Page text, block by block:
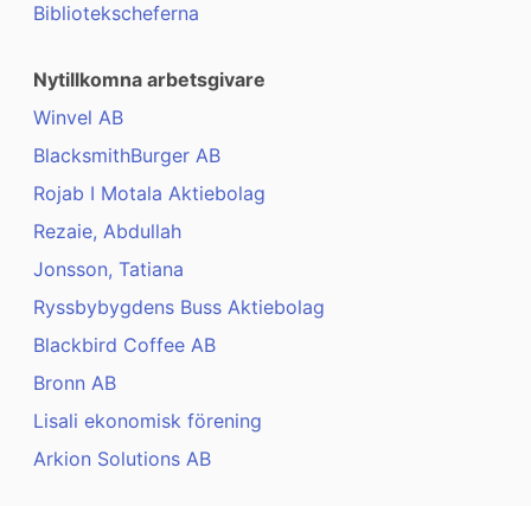
Bibliotekscheferna
Nytillkomna arbetsgivare
Winvel AB
BlacksmithBurger AB
Rojab I Motala Aktiebolag
Rezaie, Abdullah
Jonsson, Tatiana
Ryssbybygdens Buss Aktiebolag
Blackbird Coffee AB
Bronn AB
Lisali ekonomisk förening
Arkion Solutions AB